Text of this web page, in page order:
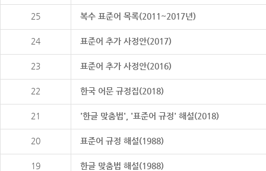
25 복수 표준어 목록(2011~2017년)
24 표준어 추가 사정안(2017)
23 표준어 추가 사정안(2016)
22 한국 어문 규정집(2018)
21 '한글 맞춤법', '표준어 규정' 해설(2018)
20 표준어 규정 해설(1988)
19 한글 맞춤법 해설(1988)